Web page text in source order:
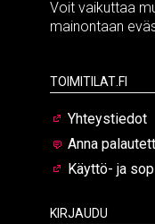
Voit vaikuttaa
mainontaan
Toimitilat.fi
Yhteystiedot
Anna
Käyttö- ja
Kirjaudu